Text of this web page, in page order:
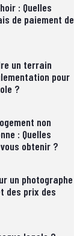
: Quelles
de paiement de
un terrain
pour
?
non
: Quelles
obtenir ?
un photographe
des prix des